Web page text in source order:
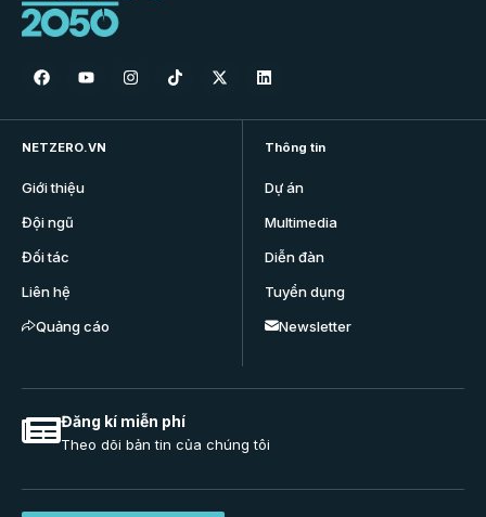
NETZERO.VN
Giới thiệu
Đội ngũ
Đối tác
Liên hệ
Quảng cáo
Thông tin
Dự án
Multimedia
Diễn đàn
Tuyển dụng
Newsletter
Đăng kí miễn phí
Theo dõi bản tin của chúng tôi